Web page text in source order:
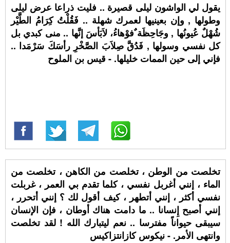
يقول لي الواشون ليلى قصيرة .. فليت ذراعا عرض ليلى
وطولها , وإن بعينيها لعمرك شهلة .. فَقُلْتُ كِرَامُ الطَّيْر
شُهْلٌ عُيونُها , وجَاحِظَة ٌفوْهاءُ، لاَبَأسَ إنَّها .. منى كبدي بل
كل نفسي وسولها , فَدُقَّ صِلاَبَ الصَّخْرِ رأسَكَ سَرْمَدا ..
فإني إلى حين الممات خليلها. - قيس بن الملوح
تخلصت من الوطن ، تخلصت من الكاهن ، تخلصت من
الماء ، إنني أغربل نفسي ، كلما تقدم بي العمر ، غربلت
نفسي أكثر ، إنني أتطهر ، كيف أقول لك ؟ إنني أتحرر ،
إنني أصبح إِنسانا .. ما دامت هناك أوطان ، فإن الإنسان
سيبقى حيواناً مفترسا .. نعم ليتبارك الله ! لقد تخلصت
وانتهى الأمر. - نيكوس كازانتزاكيس